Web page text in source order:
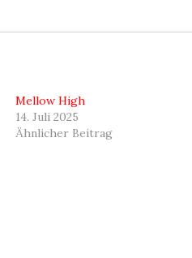
Mellow High
14. Juli 2025
Ähnlicher Beitrag